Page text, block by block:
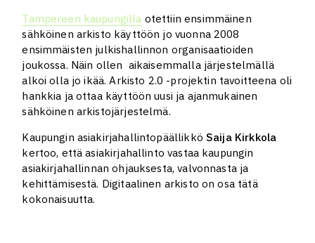
Tampereen kaupungilla otettiin ensimmäinen
sähköinen arkisto käyttöön jo vuonna 2008
ensimmäisten julkishallinnon organisaatioiden
joukossa. Näin ollen aikaisemmalla järjestelmällä
alkoi olla jo ikää. Arkisto 2.0 -projektin tavoitteena oli
hankkia ja ottaa käyttöön uusi ja ajanmukainen
sähköinen arkistojärjestelmä.
Kaupungin asiakirjahallintopäällikkö Saija Kirkkola
kertoo, että asiakirjahallinto vastaa kaupungin
asiakirjahallinnan ohjauksesta, valvonnasta ja
kehittämisestä. Digitaalinen arkisto on osa tätä
kokonaisuutta.